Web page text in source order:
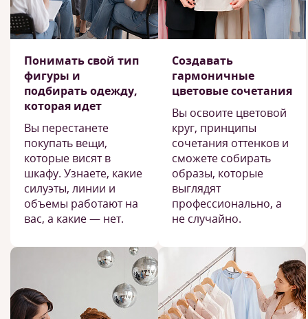
Понимать свой тип
фигуры и
подбирать одежду,
которая идет
Вы перестанете
покупать вещи,
которые висят в
шкафу. Узнаете, какие
силуэты, линии и
объемы работают на
вас, а какие — нет.
Создавать
гармоничные
цветовые сочетания
Вы освоите цветовой
круг, принципы
сочетания оттенков и
сможете собирать
образы, которые
выглядят
профессионально, а
не случайно.